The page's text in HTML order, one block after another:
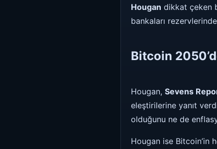
Hougan dikkat çeken
bankaları
Bitcoin
Hougan, Sevens
eleştirilerine yanıt
olduğunu ne de
Hougan ise Bitcoin’in